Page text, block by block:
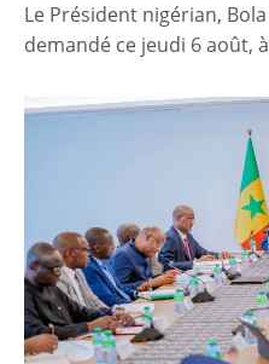
Le Président nigérian,
demandé ce jeudi 6 août,